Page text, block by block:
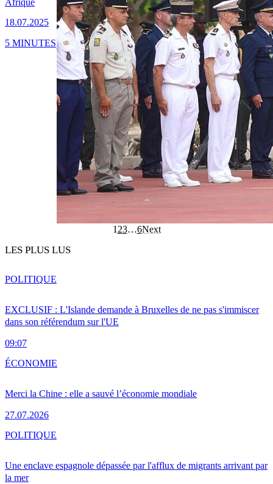
Afrique
18.07.2025
5 MINUTES
1 23…6Next
LES PLUS LUS
EXCLUSIF : L'Islande demande à Bruxelles de ne pas s'immiscer
dans son référendum sur l'UE
09:07
POLITIQUE
Merci la Chine : elle a sauvé l’économie mondiale
27.07.2026
ÉCONOMIE
Une enclave espagnole dépassée par l'afflux de migrants arrivant par
la mer
POLITIQUE